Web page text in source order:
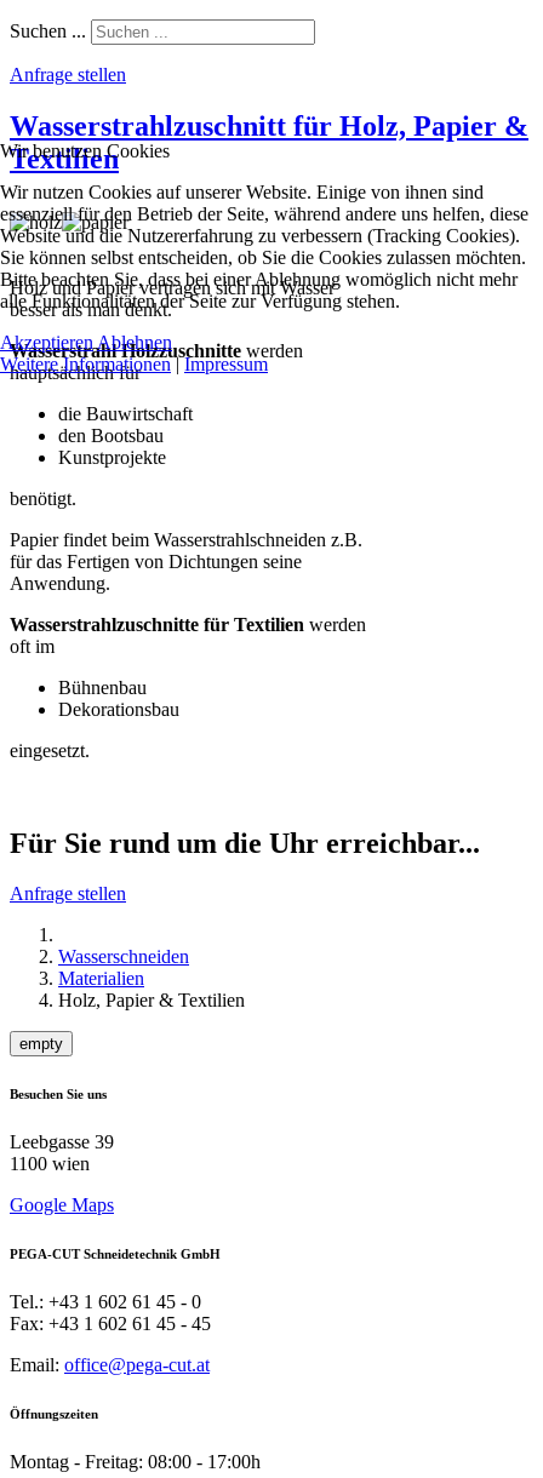
Suchen ...
Anfrage stellen
Wasserstrahlzuschnitt für Holz, Papier &
Textilien
Holz und Papier vertragen sich mit Wasser
besser als man denkt.
Wasserstrahl Holzzuschnitte werden
hauptsächlich für
die Bauwirtschaft
den Bootsbau
Kunstprojekte
benötigt.
Papier findet beim Wasserstrahlschneiden z.B.
für das Fertigen von Dichtungen seine
Anwendung.
Wasserstrahlzuschnitte für Textilien werden
oft im
Bühnenbau
Dekorationsbau
eingesetzt.
Für Sie rund um die Uhr erreichbar...
Anfrage stellen
Wasserschneiden
Materialien
Holz, Papier & Textilien
empty
Besuchen Sie uns
Leebgasse 39
1100 wien
Google Maps
PEGA-CUT Schneidetechnik GmbH
Tel.: +43 1 602 61 45 - 0
Fax: +43 1 602 61 45 - 45
Email: office@pega-cut.at
Öffnungszeiten
Montag - Freitag: 08:00 - 17:00h
Wir benutzen Cookies
Wir nutzen Cookies auf unserer Website. Einige von ihnen sind
essenziell für den Betrieb der Seite, während andere uns helfen, diese
Website und die Nutzererfahrung zu verbessern (Tracking Cookies).
Sie können selbst entscheiden, ob Sie die Cookies zulassen möchten.
Bitte beachten Sie, dass bei einer Ablehnung womöglich nicht mehr
alle Funktionalitäten der Seite zur Verfügung stehen.
Akzeptieren Ablehnen
Weitere Informationen|Impressum